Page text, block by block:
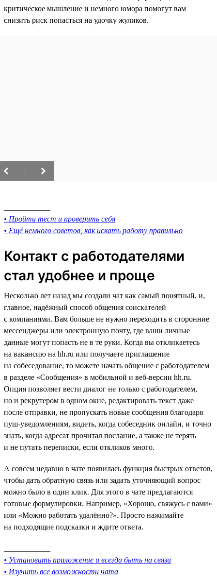
критическое мышление и немного юмора помогут вам
снизить риск попасться на удочку жуликов.
• Пройти тест и проверить себя
• Ещё немного советов, как искать работу правильно
Контакт с работодателями
стал удобнее и проще
Несколько лет назад мы создали чат как самый понятный, и,
главное, надёжный способ общения соискателей
с компаниями. Вам больше не нужно переходить в сторонние
мессенджеры или электронную почту, где ваши личные
данные могут попасть не в те руки. Когда вы откликаетесь
на вакансию на hh.ru или получаете приглашение
на собеседование, то можете начать общение с работодателем
в разделе «Сообщения» в мобильной и веб-версии hh.ru.
Опция позволяет вести диалог не только с работодателем,
но и рекрутером в одном окне, редактировать текст даже
после отправки, не пропускать новые сообщения благодаря
пуш-уведомлениям, видеть, когда собеседник онлайн, и точно
знать, когда адресат прочитал послание, а также не терять
и не путать переписки, если откликов много.
А совсем недавно в чате появилась функция быстрых ответов,
чтобы дать обратную связь или задать уточняющий вопрос
можно было в один клик. Для этого в чате предлагаются
готовые формулировки. Например, «Хорошо, свяжусь с вами»
или «Можно работать удалённо?». Просто нажимайте
на подходящие подсказки и ждите ответа.
• Установить приложение и всегда быть на связи
• Изучить все возможности чата